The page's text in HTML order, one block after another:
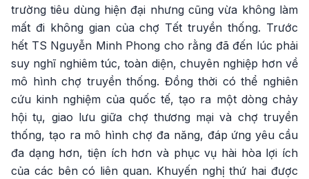
trường tiêu dùng hiện đại nhưng cũng vừa không làm
mất đi không gian của chợ Tết truyền thống. Trước
hết TS Nguyễn Minh Phong cho rằng đã đến lúc phải
suy nghĩ nghiêm túc, toàn diện, chuyên nghiệp hơn về
mô hình chợ truyền thống. Đồng thời có thể nghiên
cứu kinh nghiệm của quốc tế, tạo ra một dòng chảy
hội tụ, giao lưu giữa chợ thương mại và chợ truyền
thống, tạo ra mô hình chợ đa năng, đáp ứng yêu cầu
đa dạng hơn, tiện ích hơn và phục vụ hài hòa lợi ích
của các bên có liên quan. Khuyến nghị thứ hai được